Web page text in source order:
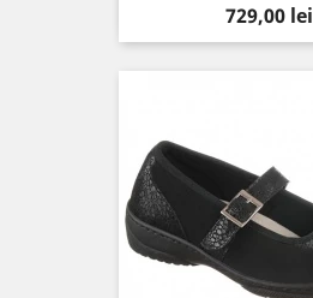
Pret
729,00 lei